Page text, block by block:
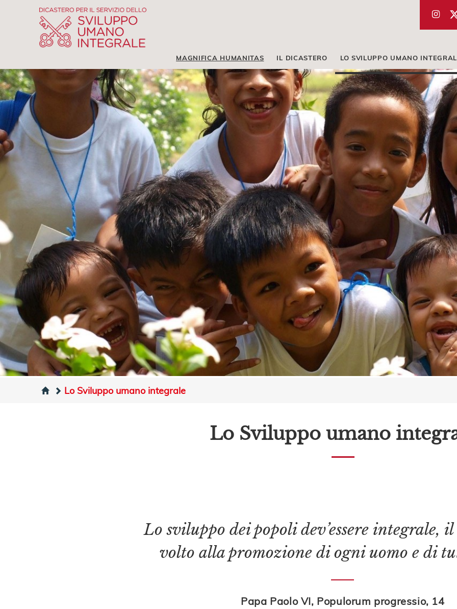
MAGNIFICA HUMANITAS IL DICASTERO LO SVILUPPO UMANO
Lo Sviluppo umano integrale
Lo Sviluppo umano
Lo sviluppo dei popoli dev’essere integrale,
volto alla promozione di ogni uomo e di
Papa Paolo VI, Populorum progressio, 14